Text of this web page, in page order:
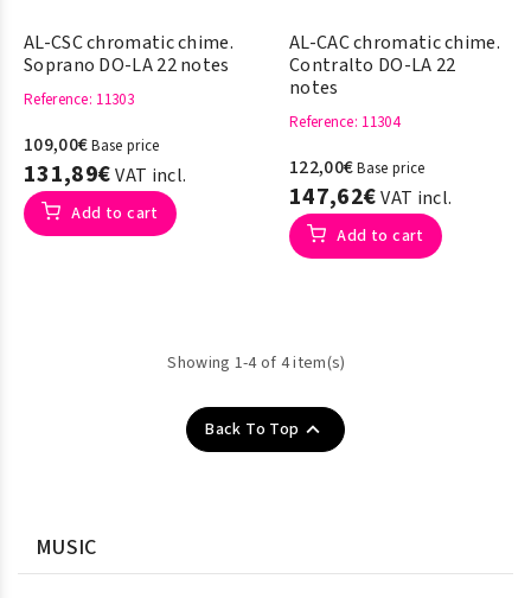
AL-CSC chromatic chime.
Soprano DO-LA 22 notes
Reference: 11303
109,00€Base price
131,89€VAT incl.
Add to cart
AL-CAC chromatic chime.
Contralto DO-LA 22
notes
Reference: 11304
122,00€Base price
147,62€VAT incl.
Add to cart
Showing 1-4 of 4 item(s)
Back To Top 
MUSIC